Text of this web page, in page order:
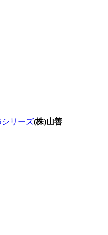
シリーズ(株)山善